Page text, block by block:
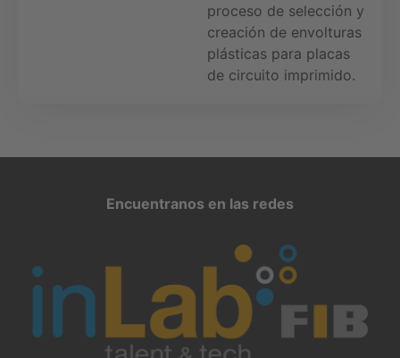
proceso de selección y
creación de envolturas
plásticas para placas
de circuito imprimido.
Encuentranos en las redes